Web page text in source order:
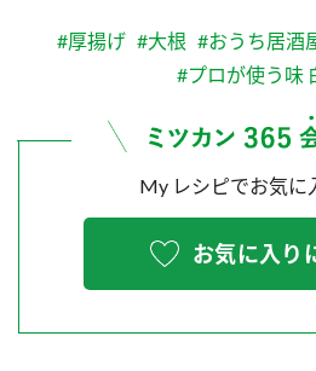
#厚揚げ #大根 #おうち居酒
#プロが使う味
My レシピでお気に
お気に入り